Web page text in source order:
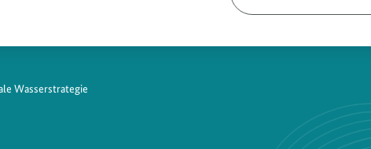
durchsuchen
Wasserstrategie